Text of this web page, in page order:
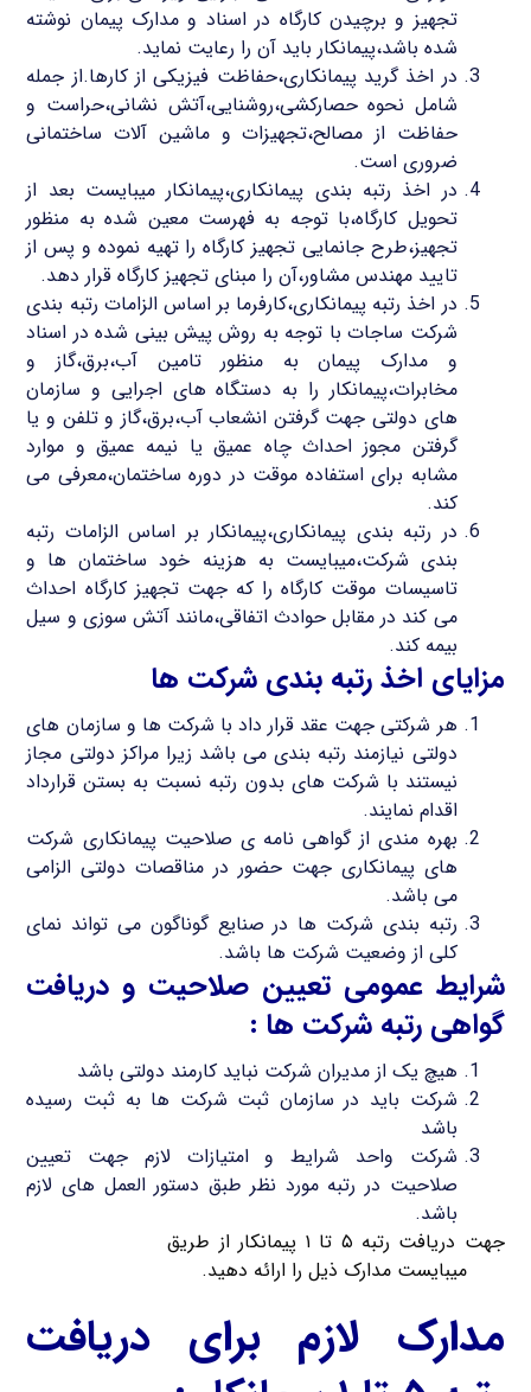
تجهیز و برچیدن کارگاه در اسناد و مدارک پیمان نوشته
شده باشد،پیمانکار باید آن را رعایت نماید.
در اخذ گرید پیمانکاری،حفاظت فیزیکی از کارها.از جمله
شامل نحوه حصارکشی،روشنایی،آتش نشانی،حراست و
حفاظت از مصالح،تجهیزات و ماشین آلات ساختمانی
ضروری است.
در اخذ رتبه بندی پیمانکاری،پیمانکار میبایست بعد از
تحویل کارگاه،با توجه به فهرست معین شده به منظور
تجهیز،طرح جانمایی تجهیز کارگاه را تهیه نموده و پس از
تایید مهندس مشاور،آن را مبنای تجهیز کارگاه قرار دهد.
در اخذ رتبه پیمانکاری،کارفرما بر اساس الزامات رتبه بندی
شرکت ساجات با توجه به روش پیش بینی شده در اسناد
و مدارک پیمان به منظور تامین آب،برق،گاز و
مخابرات،پیمانکار را به دستگاه های اجرایی و سازمان
های دولتی جهت گرفتن انشعاب آب،برق،گاز و تلفن و یا
گرفتن مجوز احداث چاه عمیق یا نیمه عمیق و موارد
مشابه برای استفاده موقت در دوره ساختمان،معرفی می
کند.
در رتبه بندی پیمانکاری،پیمانکار بر اساس الزامات رتبه
بندی شرکت،میبایست به هزینه خود ساختمان ها و
تاسیسات موقت کارگاه را که جهت تجهیز کارگاه احداث
می کند در مقابل حوادث اتفاقی،مانند آتش سوزی و سیل
بیمه کند.
مزایای اخذ رتبه بندی شرکت ها
هر شرکتی جهت عقد قرار داد با شرکت ها و سازمان های
دولتی نیازمند رتبه بندی می باشد زیرا مراکز دولتی مجاز
نیستند با شرکت های بدون رتبه نسبت به بستن قرارداد
اقدام نمایند.
بهره مندی از گواهی نامه ی صلاحیت پیمانکاری شرکت
های پیمانکاری جهت حضور در مناقصات دولتی الزامی
می باشد.
رتبه بندی شرکت ها در صنایع گوناگون می تواند نمای
کلی از وضعیت شرکت ها باشد.
شرایط عمومی تعیین صلاحیت و دریافت
گواهی رتبه شرکت ها :
هیچ یک از مدیران شرکت نباید کارمند دولتی باشد
شرکت باید در سازمان ثبت شرکت ها به ثبت رسیده
باشد
شرکت واحد شرایط و امتیازات لازم جهت تعیین
صلاحیت در رتبه مورد نظر طبق دستور العمل های لازم
باشد.
جهت دریافت رتبه ۵ تا ۱ پیمانکار از طریق
میبایست مدارک ذیل را ارائه دهید.
مدارک لازم برای دریافت